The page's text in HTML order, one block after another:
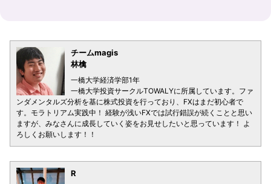
チームmagis
林檎
一橋大学経済学部1年
一橋大学投資サークルTOWALYに所属しています。ファ
ンダメンタルズ分析を基に株式投資を行っており、FXはまだ初心者で
す。モラトリアム実践中！ 経験が浅いFXでは試行錯誤が続くことと思い
ますが、みなさんに成長していく姿をお見せしたいと思っています！ よ
ろしくお願いします！！
R